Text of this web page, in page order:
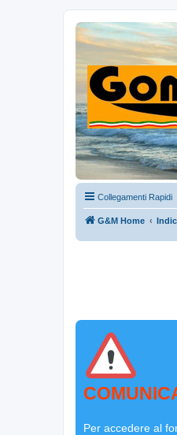
Collegamenti Rapidi
G&M Home
Per accedere al